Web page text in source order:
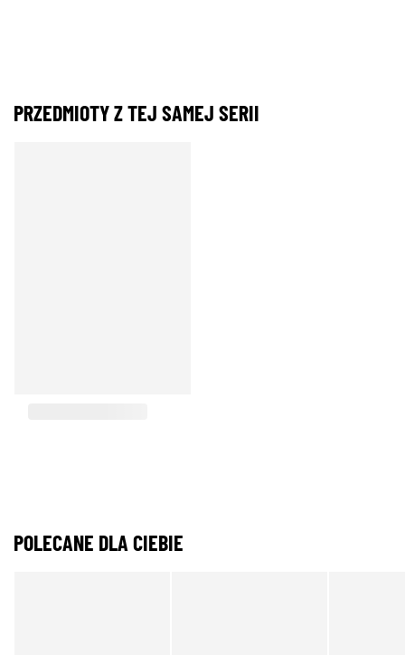
PRZEDMIOTY Z TEJ SAMEJ SERII
POLECANE DLA CIEBIE